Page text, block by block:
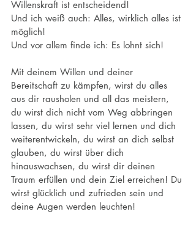
Willenskraft ist entscheidend!
Und ich weiß auch: Alles, wirklich alles ist
möglich!
Und vor allem finde ich: Es lohnt sich!
Mit deinem Willen und deiner
Bereitschaft zu kämpfen, wirst du alles
aus dir rausholen und all das meistern,
du wirst dich nicht vom Weg abbringen
lassen, du wirst sehr viel lernen und dich
weiterentwickeln, du wirst an dich selbst
glauben, du wirst über dich
hinauswachsen, du wirst dir deinen
Traum erfüllen und dein Ziel erreichen! Du
wirst glücklich und zufrieden sein und
deine Augen werden leuchten!